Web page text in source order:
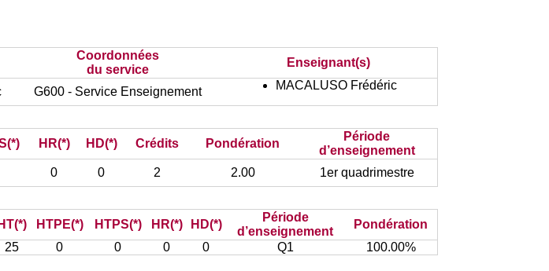
Coordonnées
du service
Enseignant(s)
G600 - Service Enseignement MACALUSO Frédéric
HR(*) HD(*) Crédits Pondération
Période
d’enseignement
0 0 2 2.00 1er quadrimestre
HT(*) HTPE(*) HTPS(*) HR(*) HD(*)
Période
d’enseignement
Pondération
25 0 0 0 0 Q1 100.00%